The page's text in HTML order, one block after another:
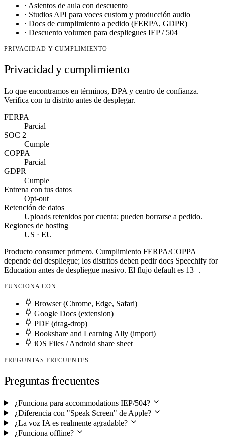
· Asientos de aula con descuento
· Studios API para voces custom y producción audio
· Docs de cumplimiento a pedido (FERPA, GDPR)
· Descuento volumen para despliegues IEP / 504
PRIVACIDAD Y CUMPLIMIENTO
Privacidad y cumplimiento
Lo que encontramos en términos, DPA y centro de confianza.
Verifica con tu distrito antes de desplegar.
FERPA
Parcial
SOC 2
Cumple
COPPA
Parcial
GDPR
Cumple
Entrena con tus datos
Opt-out
Retención de datos
Uploads retenidos por cuenta; pueden borrarse a pedido.
Regiones de hosting
US · EU
Producto consumer primero. Cumplimiento FERPA/COPPA
depende del despliegue; los distritos deben pedir docs Speechify for
Education antes de despliegue masivo. El flujo default es 13+.
FUNCIONA CON
Browser (Chrome, Edge, Safari)
Google Docs (extension)
PDF (drag-drop)
Bookshare and Learning Ally (import)
iOS Files / Android share sheet
PREGUNTAS FRECUENTES
Preguntas frecuentes
¿Funciona para accommodations IEP/504?
¿Diferencia con "Speak Screen" de Apple?
¿La voz IA es realmente agradable?
¿Funciona offline?